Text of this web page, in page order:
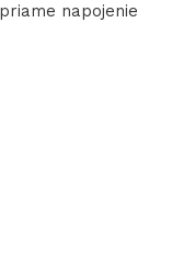
napojenie